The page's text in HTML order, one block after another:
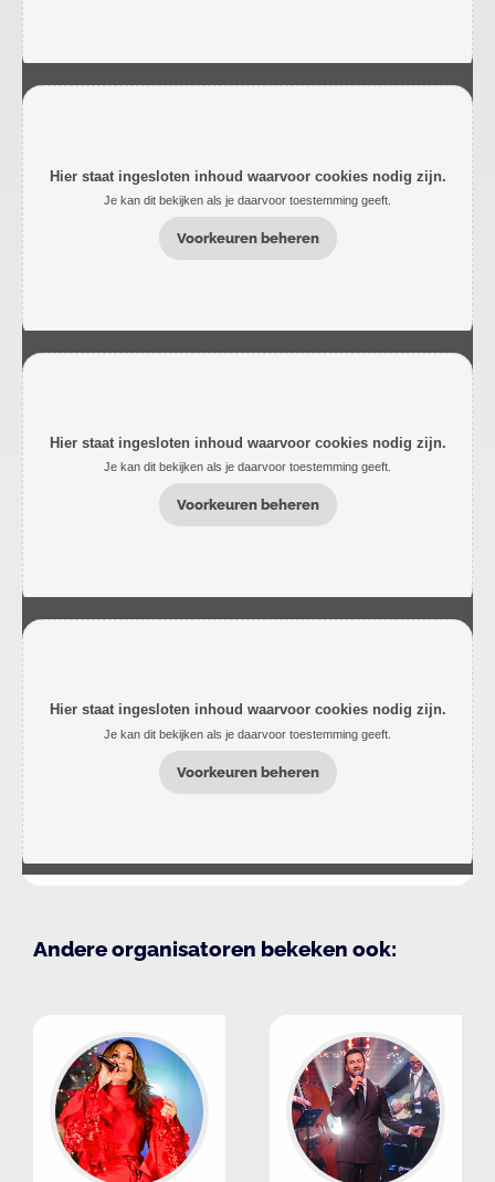
Hier staat ingesloten inhoud waarvoor cookies nodig zijn.
Je kan dit bekijken als je daarvoor toestemming geeft.
Voorkeuren beheren
Hier staat ingesloten inhoud waarvoor cookies nodig zijn.
Je kan dit bekijken als je daarvoor toestemming geeft.
Voorkeuren beheren
Hier staat ingesloten inhoud waarvoor cookies nodig zijn.
Je kan dit bekijken als je daarvoor toestemming geeft.
Voorkeuren beheren
Andere organisatoren bekeken ook: